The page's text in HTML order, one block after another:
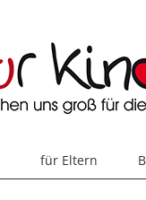
für Eltern